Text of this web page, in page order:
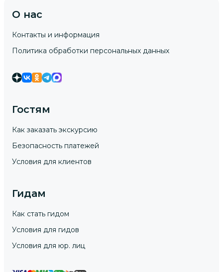
О нас
Контакты и информация
Политика обработки персональных данных
Гостям
Как заказать экскурсию
Безопасность платежей
Условия для клиентов
Гидам
Как стать гидом
Условия для гидов
Условия для юр. лиц